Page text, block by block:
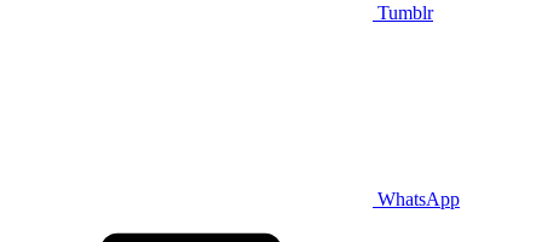
Tumblr
WhatsApp